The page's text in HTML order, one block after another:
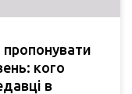
кого
в